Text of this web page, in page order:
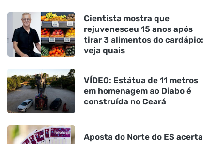
Cientista mostra que
rejuvenesceu 15 anos após
tirar 3 alimentos do cardápio:
veja quais
VÍDEO: Estátua de 11 metros
em homenagem ao Diabo é
construída no Ceará
Aposta do Norte do ES acerta